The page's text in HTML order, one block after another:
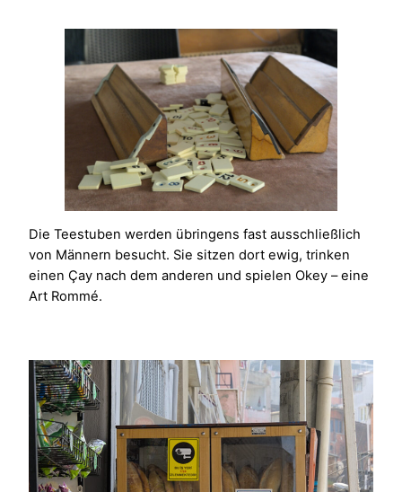
Die Teestuben werden übringens fast ausschließlich
von Männern besucht. Sie sitzen dort ewig, trinken
einen Çay nach dem anderen und spielen Okey – eine
Art Rommé.